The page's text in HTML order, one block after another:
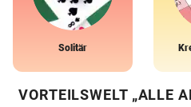
Solitär
VORTEILSWELT „ALLE